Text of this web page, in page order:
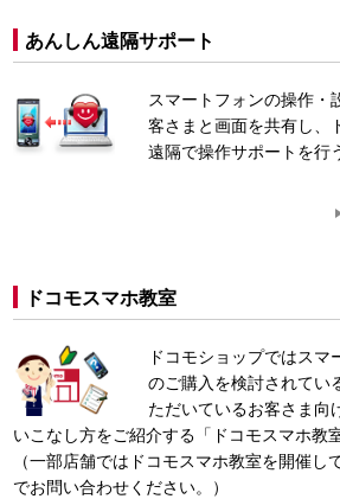
あんしん遠隔サポート
スマートフォンの操作・
客さまと画面を共有し、
遠隔で操作サポートを行
ドコモスマホ教室
ドコモショップではスマ
のご購入を検討されてい
ただいているお客さま向
いこなし方をご紹介する「ドコモスマホ教
（一部店舗ではドコモスマホ教室を開催し
でお問い合わせください。）